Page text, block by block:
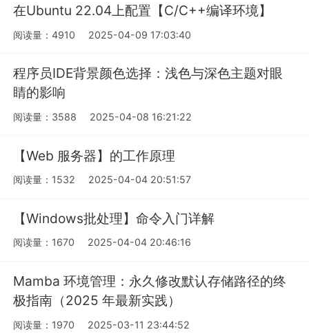
在Ubuntu 22.04上配置【C/C++编译环境】
阅读量：4910 2025-04-09 17:03:40
程序员IDE背景颜色选择：浅色与深色主题对眼
睛的影响
阅读量：3588 2025-04-08 16:21:22
【Web 服务器】的工作原理
阅读量：1532 2025-04-04 20:51:57
【Windows批处理】命令入门详解
阅读量：1670 2025-04-04 20:46:16
Mamba 环境管理：永久修改默认存储路径的终
极指南（2025 年最新实践）
阅读量：1970 2025-03-11 23:44:52